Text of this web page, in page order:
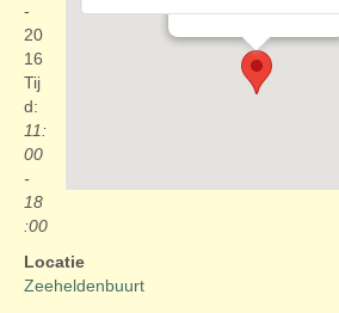
-
20
16
Tij
d:
11:
00
-
18
:00
Locatie
Zeeheldenbuurt